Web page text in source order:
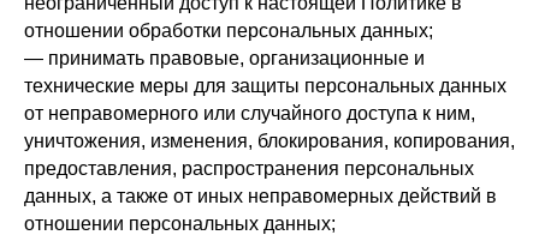
отношении обработки персональных данных;
— принимать правовые, организационные и
технические меры для защиты персональных данных
от неправомерного или случайного доступа к ним,
уничтожения, изменения, блокирования, копирования,
предоставления, распространения персональных
данных, а также от иных неправомерных действий в
отношении персональных данных;